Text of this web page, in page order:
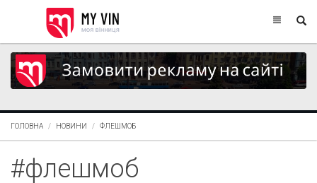
ГОЛОВНА НОВИНИ ФЛЕШМОБ
#флешмоб